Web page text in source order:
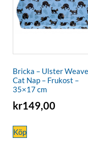
Bricka – Ulster
Cat Nap – Frukost –
35×17 cm
kr149,00
Köp